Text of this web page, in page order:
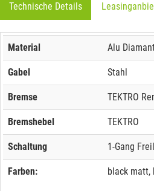
Technische Details
Material Alu
Gabel Stahl
Bremse TEKTRO
Bremshebel TEKTRO
Schaltung 1-Gang
Farben: black matt,